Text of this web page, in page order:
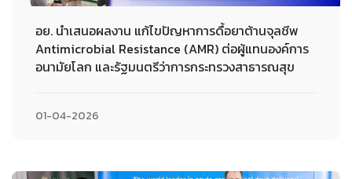
อย. นำเสนอผลงาน แก้ไขปัญหาการดื้อยาต้านจุลชีพ
Antimicrobial Resistance (AMR) ต่อผู้แทนองค์การ
อนามัยโลก และรัฐมนตรีว่าการกระทรวงสาธารณสุข
01-04-2026